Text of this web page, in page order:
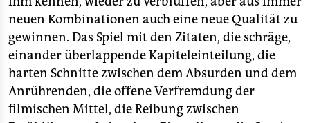
neuen Kombinationen auch eine neue Qualität zu
gewinnen. Das Spiel mit den Zitaten, die schräge,
einander überlappende Kapiteleinteilung, die
harten Schnitte zwischen dem Absurden und dem
Anrührenden, die offene Verfremdung der
filmischen Mittel, die Reibung zwischen